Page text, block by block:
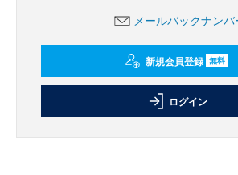
メールバックナンバ
新規会員登録 無料
ログイン